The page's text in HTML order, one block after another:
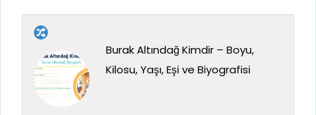
Burak Altındağ Kimdir – Boyu,
Kilosu, Yaşı, Eşi ve Biyografisi